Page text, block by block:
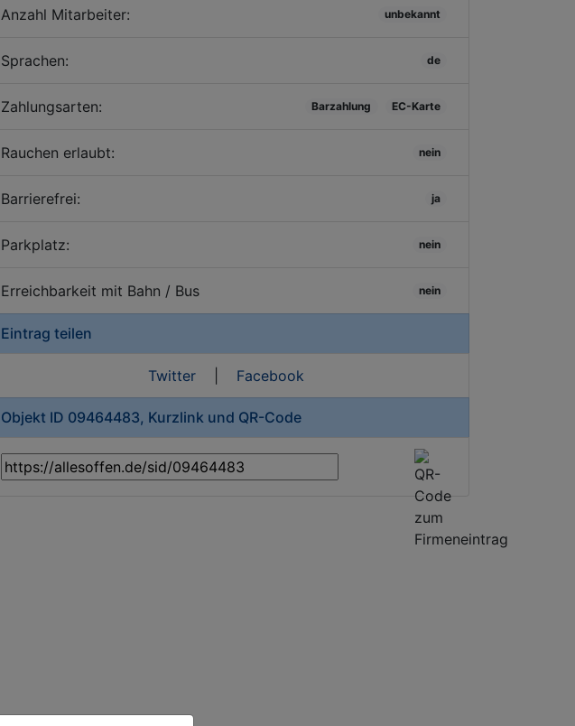
Anzahl Mitarbeiter: unbekannt
Sprachen: de
Zahlungsarten: Barzahlung EC-Karte
Rauchen erlaubt: nein
Barrierefrei: ja
Parkplatz: nein
Erreichbarkeit mit Bahn / Bus nein
Eintrag teilen
Twitter| Facebook
Objekt ID 09464483, Kurzlink und QR-Code